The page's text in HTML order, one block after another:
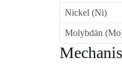
Nickel (Ni)
Molybdän